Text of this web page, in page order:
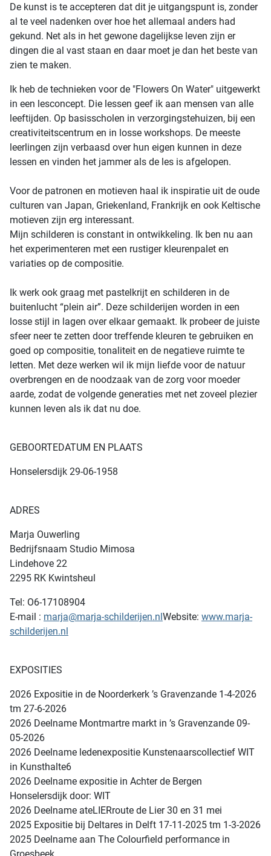
De kunst is te accepteren dat dit je uitgangspunt is, zonder
al te veel nadenken over hoe het allemaal anders had
gekund. Net als in het gewone dagelijkse leven zijn er
dingen die al vast staan en daar moet je dan het beste van
zien te maken.
Ik heb de technieken voor de "Flowers On Water" uitgewerkt
in een lesconcept. Die lessen geef ik aan mensen van alle
leeftijden. Op basisscholen in verzorgingstehuizen, bij een
creativiteitscentrum en in losse workshops. De meeste
leerlingen zijn verbaasd over hun eigen kunnen in deze
lessen en vinden het jammer als de les is afgelopen.
Voor de patronen en motieven haal ik inspiratie uit de oude
culturen van Japan, Griekenland, Frankrijk en ook Keltische
motieven zijn erg interessant.
Mijn schilderen is constant in ontwikkeling. Ik ben nu aan
het experimenteren met een rustiger kleurenpalet en
variaties op de compositie.
Ik werk ook graag met pastelkrijt en schilderen in de
buitenlucht “plein air”. Deze schilderijen worden in een
losse stijl in lagen over elkaar gemaakt. Ik probeer de juiste
sfeer neer te zetten door treffende kleuren te gebruiken en
goed op compositie, tonaliteit en de negatieve ruimte te
letten. Met deze werken wil ik mijn liefde voor de natuur
overbrengen en de noodzaak van de zorg voor moeder
aarde, zodat de volgende generaties met net zoveel plezier
kunnen leven als ik dat nu doe.
GEBOORTEDATUM EN PLAATS
Honselersdijk 29-06-1958
ADRES
Marja Ouwerling
Bedrijfsnaam Studio Mimosa
Lindehove 22
2295 RK Kwintsheul
Tel: O6-17108904
E-mail : marja@marja-schilderijen.nlWebsite: www.marja-
schilderijen.nl
EXPOSITIES
2026 Expositie in de Noorderkerk ’s Gravenzande 1-4-2026
tm 27-6-2026
2026 Deelname Montmartre markt in ’s Gravenzande 09-
05-2026
2026 Deelname ledenexpositie Kunstenaarscollectief WIT
in Kunsthalte6
2026 Deelname expositie in Achter de Bergen
Honselersdijk door: WIT
2026 Deelname ateLIERroute de Lier 30 en 31 mei
2025 Expositie bij Deltares in Delft 17-11-2025 tm 1-3-2026
2025 Deelname aan The Colourfield performance in
Groesbeek